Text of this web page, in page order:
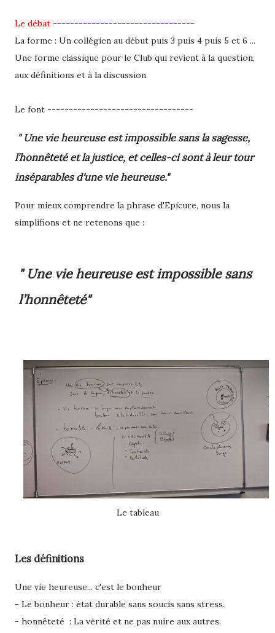
Le débat ---------------------------------
La forme : Un collégien au début puis 3 puis 4 puis 5 et 6 ...
Une forme classique pour le Club qui revient à la question,
aux définitions et à la discussion.
Le font ----------------------------------
" Une vie heureuse est impossible sans la sagesse,
l’honnêteté et la justice, et celles-ci sont à leur tour
inséparables d'une vie heureuse."
Pour mieux comprendre la phrase d'Epicure, nous la
simplifions et ne retenons que :
" Une vie heureuse est impossible sans
l’honnêteté"
Le tableau
Les définitions
Une vie heureuse... c'est le bonheur
- Le bonheur : état durable sans soucis sans stress.
- honnêteté : La vérité et ne pas nuire aux autres.